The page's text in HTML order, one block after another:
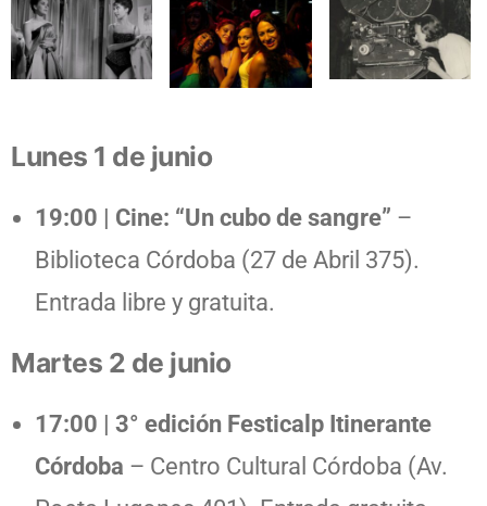
Lunes 1 de junio
19:00 | Cine: “Un cubo de sangre” –
Biblioteca Córdoba (27 de Abril 375).
Entrada libre y gratuita.
Martes 2 de junio
17:00 | 3° edición Festicalp Itinerante
Córdoba – Centro Cultural Córdoba (Av.